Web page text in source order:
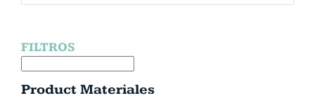
FILTROS
Product Materiales